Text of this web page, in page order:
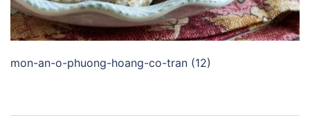
mon-an-o-phuong-hoang-co-tran (12)